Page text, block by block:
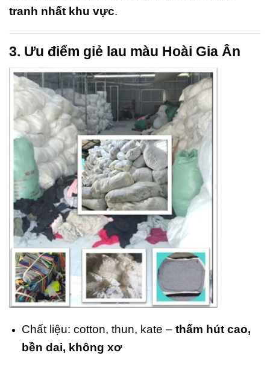
tranh nhất khu vực.
3. Ưu điểm giẻ lau màu Hoài Gia Ân
Chất liệu: cotton, thun, kate – thấm hút cao,
bền dai, không xơ